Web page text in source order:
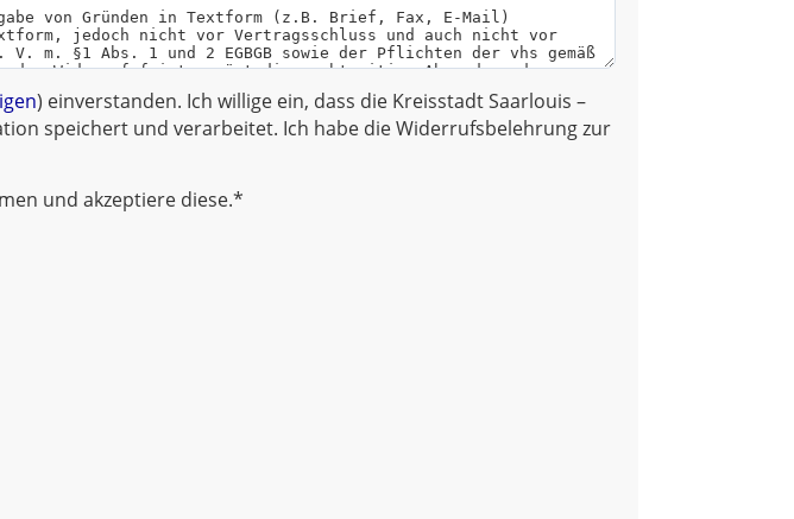
) einverstanden. Ich willige ein, dass die Kreisstadt Saarlouis –
speichert und verarbeitet. Ich habe die Widerrufsbelehrung zur
und akzeptiere diese.*